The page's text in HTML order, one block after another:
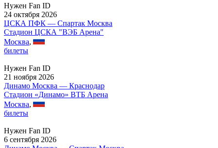
Нужен Fan ID
24 октября 2026
ЦСКА ПФК — Спартак Москва
Стадион ЦСКА "ВЭБ Арена"
Москва,
билеты
Нужен Fan ID
21 ноября 2026
Динамо Москва — Краснодар
Стадион «Динамо» ВТБ Арена
Москва,
билеты
Нужен Fan ID
6 сентября 2026